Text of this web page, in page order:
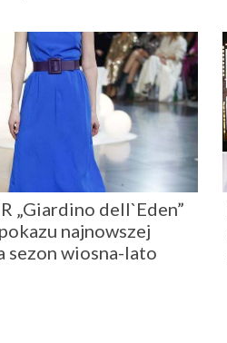
„Giardino dell`Eden”
najnowszej
sezon wiosna-lato